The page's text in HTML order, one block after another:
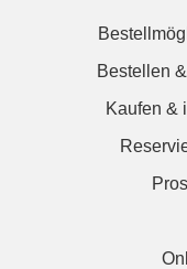
Bestellen
Kaufen &